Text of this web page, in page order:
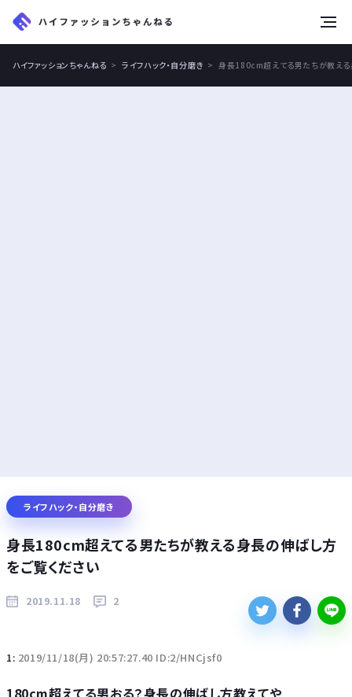
ハイファッションちゃんねる ライフハック・自分磨き 身長180cm超えてる男たちが教える
ライフハック・自分磨き
身長180cm超えてる男たちが教える身長の伸ばし方
をご覧ください
2019.11.18 2
1: 2019/11/18(月) 20:57:27.40 ID:2/HNCjsf0
180cm超えてる男おる？身長の伸ばし方教えてや